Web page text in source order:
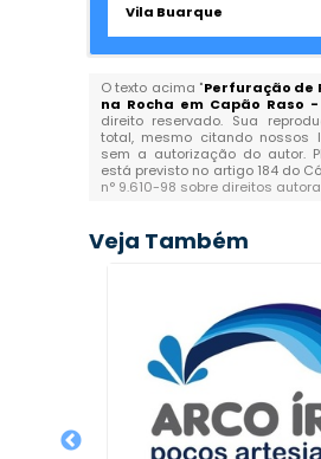
Vila Buarque
O texto acima "Perfuração de
na Rocha em Capão Raso
direito reservado. Sua
total, mesmo citando nossos
sem a autorização do autor.
está previsto no artigo 184 do
n° 9.610-98 sobre direitos
Veja Também